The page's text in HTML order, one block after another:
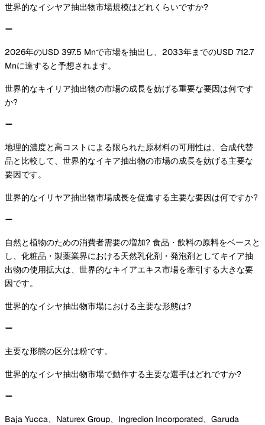
世界的なイシヤア抽出物市場規模はどれくらいですか?
2026年のUSD 397.5 Mnで市場を抽出し、2033年までのUSD 712.7
Mnに達すると予想されます。
世界的なキイリア抽出物の市場の成長を妨げる重要な要因は何です
か?
地理的濃度と高コストによる限られた原材料の可用性は、合成代替
品と比較して、世界的なイキア抽出物の市場の成長を妨げる主要な
要因です。
世界的なイリヤア抽出物市場成長を促進する主要な要因は何ですか?
自然と植物のための消費者需要の増加? 食品・飲料の原料をベースと
し、化粧品・製薬業界における天然乳化剤・発泡剤としてキイア抽
出物の使用拡大は、世界的なキイアエキス市場を牽引する大きな要
因です。
世界的なイシヤ抽出物市場における主要な形態は?
主要な形態の区分は粉です。
世界的なイシヤ抽出物市場で動作する主要な選手はどれですか?
Baja Yucca、Naturex Group、Ingredion Incorporated、Garuda